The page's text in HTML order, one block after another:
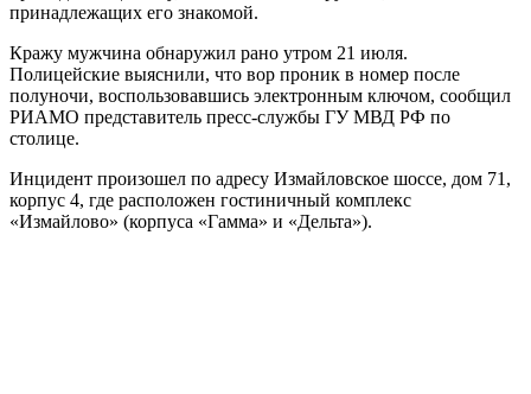
принадлежащих его знакомой.
Кражу мужчина обнаружил рано утром 21 июля.
Полицейские выяснили, что вор проник в номер после
полуночи, воспользовавшись электронным ключом, сообщил
РИАМО представитель пресс-службы ГУ МВД РФ по
столице.
Инцидент произошел по адресу Измайловское шоссе, дом 71,
корпус 4, где расположен гостиничный комплекс
«Измайлово» (корпуса «Гамма» и «Дельта»).